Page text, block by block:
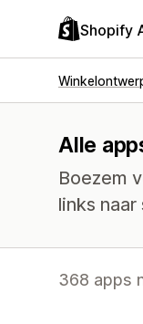
Shopify
Alle
Boezem
links
368 apps